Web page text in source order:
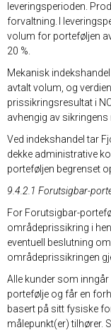
leveringsperioden.
forvaltning. I
volum for porteføljen
20 %.
Mekanisk
avtalt volum, og
prissikringsresultat i
avhengig av
Ved indekshandel tar
dekke administrative
porteføljen begrenset
9.4.2.1 Forutsigbar-
For Forutsigbar-
områdeprissikring i
eventuell beslutning
områdeprissikringen
Alle kunder som
portefølje og får en
basert på sitt fysiske
målepunkt(er) tilhører.